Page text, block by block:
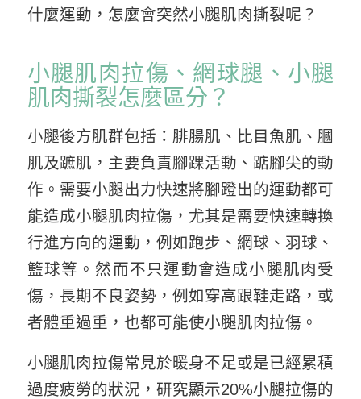
什麼運動，怎麼會突然小腿肌肉撕裂呢？
小腿肌肉拉傷、網球腿、小腿
肌肉撕裂怎麼區分？
小腿後方肌群包括：腓腸肌、比目魚肌、膕
肌及蹠肌，主要負責腳踝活動、踮腳尖的動
作。需要小腿出力快速將腳蹬出的運動都可
能造成小腿肌肉拉傷，尤其是需要快速轉換
行進方向的運動，例如跑步、網球、羽球、
籃球等。然而不只運動會造成小腿肌肉受
傷，長期不良姿勢，例如穿高跟鞋走路，或
者體重過重，也都可能使小腿肌肉拉傷。
小腿肌肉拉傷常見於暖身不足或是已經累積
過度疲勞的狀況，研究顯示20%小腿拉傷的